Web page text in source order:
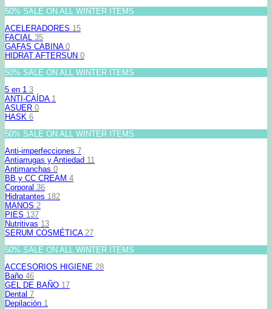
50% SALE ON ALL WINTER ITEMS
ACELERADORES 15
FACIAL 35
GAFAS CABINA 0
HIDRAT AFTERSUN 0
50% SALE ON ALL WINTER ITEMS
5 en 1 3
ANTI-CAÍDA 1
ASUER 0
HASK 6
50% SALE ON ALL WINTER ITEMS
Anti-imperfecciones 7
Antiarrugas y Antiedad 11
Antimanchas 0
BB y CC CREAM 4
Corporal 36
Hidratantes 182
MANOS 2
PIES 137
Nutritivas 13
SERUM COSMÉTICA 27
50% SALE ON ALL WINTER ITEMS
ACCESORIOS HIGIENE 28
Baño 46
GEL DE BAÑO 17
Dental 7
Depilación 1